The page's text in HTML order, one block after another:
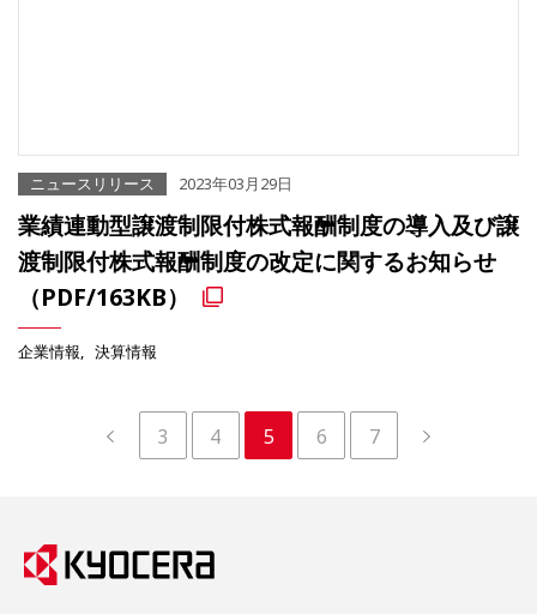
ニュースリリース 2023年03月29日
業績連動型譲渡制限付株式報酬制度の導入及び譲
渡制限付株式報酬制度の改定に関するお知らせ
（PDF/163KB）
企業情報 決算情報
3 4 5 6 7